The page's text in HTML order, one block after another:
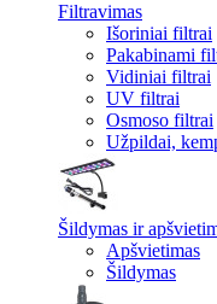
Filtravimas
Išoriniai filtrai
Pakabinami
Vidiniai filtrai
UV filtrai
Osmoso filtrai
Užpildai,
Šildymas ir
Apšvietimas
Šildymas